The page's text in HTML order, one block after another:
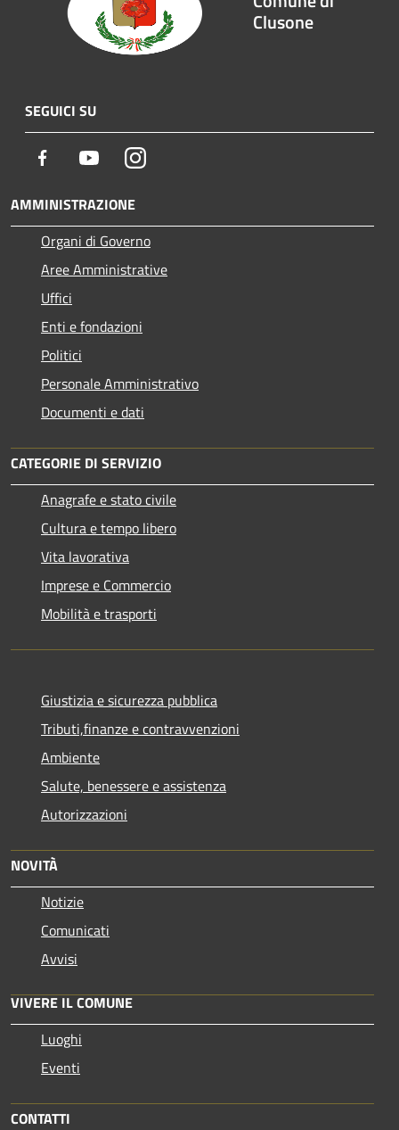
Clusone
SEGUICI SU
Facebook YoutubeInstagram
AMMINISTRAZIONE
Organi di Governo
Aree Amministrative
Uffici
Enti e fondazioni
Politici
Personale Amministrativo
Documenti e dati
CATEGORIE DI SERVIZIO
Anagrafe e stato civile
Cultura e tempo libero
Vita lavorativa
Imprese e Commercio
Mobilità e trasporti
Giustizia e sicurezza pubblica
Tributi,finanze e contravvenzioni
Ambiente
Salute, benessere e assistenza
Autorizzazioni
NOVITÀ
Notizie
Comunicati
Avvisi
VIVERE IL COMUNE
Luoghi
Eventi
CONTATTI